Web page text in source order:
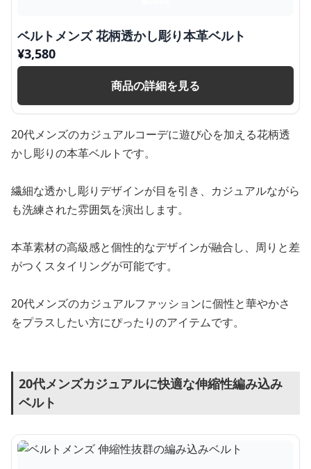
ベルトメンズ 花柄透かし彫り本革ベルト
¥3,580
商品の詳細を見る
20代メンズのカジュアルコーデに遊び心を加える花柄透
かし彫りの本革ベルトです。
繊細な透かし彫りデザインが目を引き、カジュアルながら
も洗練された雰囲気を演出します。
本革素材の高級感と個性的なデザインが融合し、周りと差
がつくスタイリングが可能です。
20代メンズのカジュアルファッションに個性と華やかさ
をプラスしたい方にぴったりのアイテムです。
20代メンズカジュアルに快適な伸縮性編み込み
ベルト